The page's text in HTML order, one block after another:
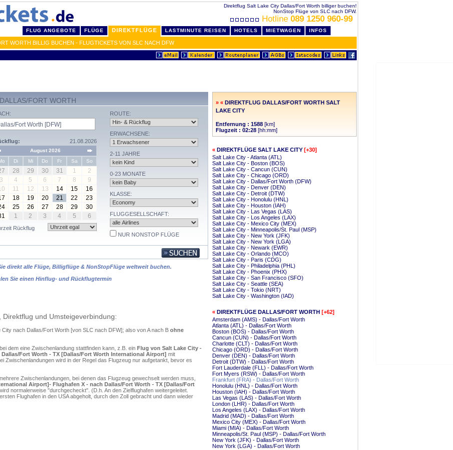
Direktflug Salt Lake City Dallas/Fort Worth billiger buchen!
NonStop Flüge von SLC nach DFW.
Hotline 089 1250 960-99
FLUG ANGEBOTE FLÜGE DIREKTFLÜGE LASTMINUTE REISEN HOTELS MIETWAGEN INFOS
WORTH BILLIG BUCHEN - FLUGTICKETS VON SLC NACH DFW
FORT WORTH
21.08.2026
August 2026
Di Mi Do Fr Sa So
28 29 30 31 1
2
3
4 5 6 7 8
9
11 12 13 14 15
16
18 19 20 21 22
23
25 26 27 28 29
30
1 2 3 4 5 6
Rückflug
ROUTE:
ERWACHSENE:
2-11 JAHRE
0-23 MONATE
KLASSE:
FLUGGESELLSCHAFT:
NUR NONSTOP FLÜGE
direkt alle Flüge, Billigflüge & NonStopFlüge weltweit buchen.
Sie einen Hinflug- und Rückflugtermin
und Umsteigeverbindung:
nach Dallas/Fort Worth [von SLC nach DFW]; also von A nach B ohne
dem eine Zwischenlandung stattfinden kann, z.B. ein Flug von Salt Lake City -
Fort Worth - TX [Dallas/Fort Worth International Airport] mit
Zwischenlandungen wird in der Regel das Flugzeug nur aufgetankt, bevor es
Zwischenlandungen, bei denen das Flugzeug gewechselt werden muss,
Airport]- Flughafen X - nach Dallas/Fort Worth - TX [Dallas/Fort
normalerweise "durchgecheckt". (D.h. An den Zielflughafen weitergeleitet.
Flughafen in den USA abgeholt, durch den Zoll gebracht und dann wieder
» « DIREKTFLUG DALLAS/FORT WORTH SALT
LAKE CITY
Entfernung : 1588 [km]
Flugzeit : 02:28 [hh:mm]
« DIREKTFLÜGE SALT LAKE CITY [+30]
Salt Lake City - Atlanta (ATL)
Salt Lake City - Boston (BOS)
Salt Lake City - Cancun (CUN)
Salt Lake City - Chicago (ORD)
Salt Lake City - Dallas/Fort Worth (DFW)
Salt Lake City - Denver (DEN)
Salt Lake City - Detroit (DTW)
Salt Lake City - Honolulu (HNL)
Salt Lake City - Houston (IAH)
Salt Lake City - Las Vegas (LAS)
Salt Lake City - Los Angeles (LAX)
Salt Lake City - Mexico City (MEX)
Salt Lake City - Minneapolis/St. Paul (MSP)
Salt Lake City - New York (JFK)
Salt Lake City - New York (LGA)
Salt Lake City - Newark (EWR)
Salt Lake City - Orlando (MCO)
Salt Lake City - Paris (CDG)
Salt Lake City - Philadelphia (PHL)
Salt Lake City - Phoenix (PHX)
Salt Lake City - San Francisco (SFO)
Salt Lake City - Seattle (SEA)
Salt Lake City - Tokio (NRT)
Salt Lake City - Washington (IAD)
« DIREKTFLÜGE DALLAS/FORT WORTH [+62]
Amsterdam (AMS) - Dallas/Fort Worth
Atlanta (ATL) - Dallas/Fort Worth
Boston (BOS) - Dallas/Fort Worth
Cancun (CUN) - Dallas/Fort Worth
Charlotte (CLT) - Dallas/Fort Worth
Chicago (ORD) - Dallas/Fort Worth
Denver (DEN) - Dallas/Fort Worth
Detroit (DTW) - Dallas/Fort Worth
Fort Lauderdale (FLL) - Dallas/Fort Worth
Fort Myers (RSW) - Dallas/Fort Worth
Frankfurt (FRA) - Dallas/Fort Worth
Honolulu (HNL) - Dallas/Fort Worth
Houston (IAH) - Dallas/Fort Worth
Las Vegas (LAS) - Dallas/Fort Worth
London (LHR) - Dallas/Fort Worth
Los Angeles (LAX) - Dallas/Fort Worth
Madrid (MAD) - Dallas/Fort Worth
Mexico City (MEX) - Dallas/Fort Worth
Miami (MIA) - Dallas/Fort Worth
Minneapolis/St. Paul (MSP) - Dallas/Fort Worth
New York (JFK) - Dallas/Fort Worth
New York (LGA) - Dallas/Fort Worth